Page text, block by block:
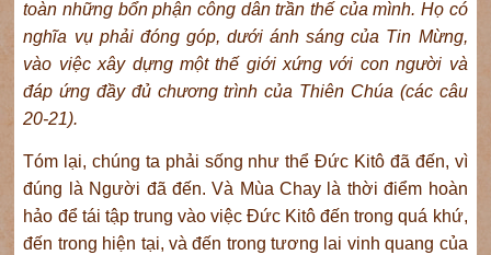
toàn những bổn phận công dân trần thế của mình. Họ có
nghĩa vụ phải đóng góp, dưới ánh sáng của Tin Mừng,
vào việc xây dựng một thế giới xứng với con người và
đáp ứng đầy đủ chương trình của Thiên Chúa (các câu
20-21).
Tóm lại, chúng ta phải sống như thể Đức Kitô đã đến, vì
đúng là Người đã đến. Và Mùa Chay là thời điểm hoàn
hảo để tái tập trung vào việc Đức Kitô đến trong quá khứ,
đến trong hiện tại, và đến trong tương lai vinh quang của